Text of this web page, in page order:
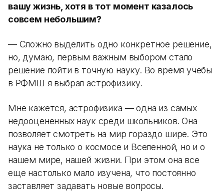
вашу жизнь, хотя в тот момент казалось
совсем небольшим?
— Сложно выделить одно конкретное решение,
но, думаю, первым важным выбором стало
решение пойти в точную науку. Во время учебы
в РФМШ я выбрал астрофизику.
Мне кажется, астрофизика — одна из самых
недооцененных наук среди школьников. Она
позволяет смотреть на мир гораздо шире. Это
наука не только о космосе и Вселенной, но и о
нашем мире, нашей жизни. При этом она все
еще настолько мало изучена, что постоянно
заставляет задавать новые вопросы.